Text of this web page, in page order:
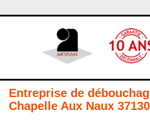
Entreprise de
Chapelle Aux Naux 37130